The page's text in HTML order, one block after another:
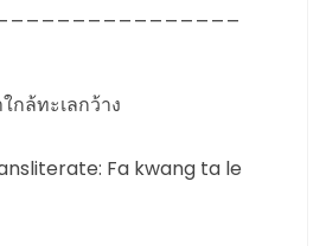
กล้ทะเลกว้าง
Fa kwang ta le